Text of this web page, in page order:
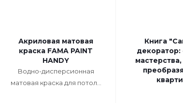
Акриловая матовая
краска FAMA PAINT
HANDY
Водно-дисперсионная
матовая краска для потол...
Книга
декоратор: